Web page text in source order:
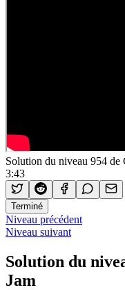
Solution du niveau 954
3:43
Terminé
Niveau précédent
Niveau suivant
Solution du
Jam